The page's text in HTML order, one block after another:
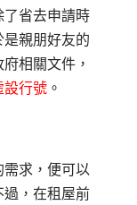
省去申請時
親朋好友的
相關文件，
設行號。
求，便可以
，在租屋前